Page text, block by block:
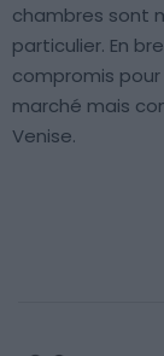
chambres sont
particulier. En
compromis
marché mais
Venise.